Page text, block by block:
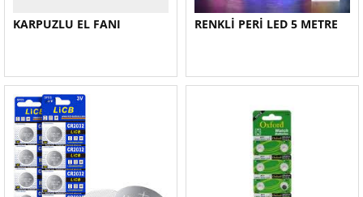
KARPUZLU EL FANI RENKLİ PERİ LED 5 METRE